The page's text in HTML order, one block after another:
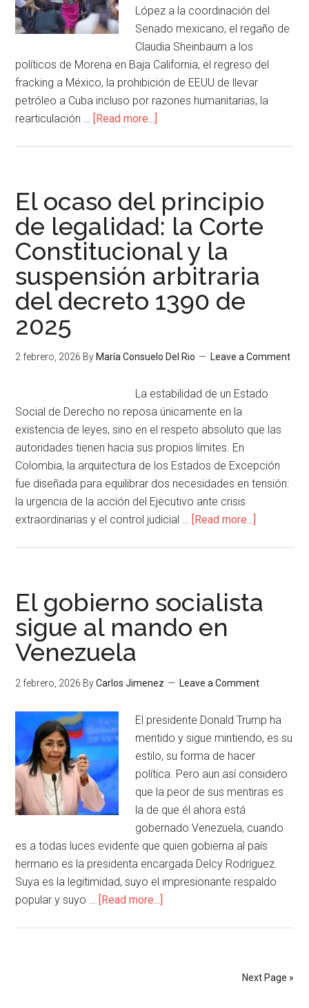
López a la coordinación del
Senado mexicano, el regaño de
Claudia Sheinbaum a los
políticos de Morena en Baja California, el regreso del
fracking a México, la prohibición de EEUU de llevar
petróleo a Cuba incluso por razones humanitarias, la
rearticulación … [Read more...]
El ocaso del principio
de legalidad: la Corte
Constitucional y la
suspensión arbitraria
del decreto 1390 de
2025
2 febrero, 2026 By María Consuelo Del Rio Leave a Comment
La estabilidad de un Estado
Social de Derecho no reposa únicamente en la
existencia de leyes, sino en el respeto absoluto que las
autoridades tienen hacia sus propios límites. En
Colombia, la arquitectura de los Estados de Excepción
fue diseñada para equilibrar dos necesidades en tensión:
la urgencia de la acción del Ejecutivo ante crisis
extraordinarias y el control judicial … [Read more...]
El gobierno socialista
sigue al mando en
Venezuela
2 febrero, 2026 ByCarlos Jimenez Leave a Comment
El presidente Donald Trump ha
mentido y sigue mintiendo, es su
estilo, su forma de hacer
política. Pero aun así considero
que la peor de sus mentiras es
la de que él ahora está
gobernado Venezuela, cuando
es a todas luces evidente que quien gobierna al país
hermano es la presidenta encargada Delcy Rodríguez.
Suya es la legitimidad, suyo el impresionante respaldo
popular y suyo … [Read more...]
Next Page »